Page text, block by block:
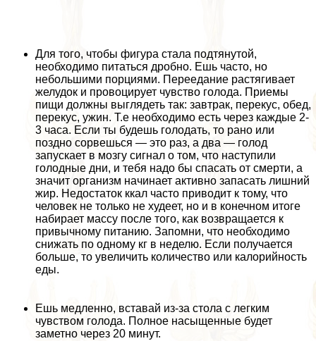
Для того, чтобы фигура стала подтянутой,
необходимо питаться дробно. Ешь часто, но
небольшими порциями. Переедание растягивает
желудок и провоцирует чувство голода. Приемы
пищи должны выглядеть так: завтpaк, перекус, обед,
перекус, ужин. Т.е необходимо есть через каждые 2-
3 часа. Если ты будешь голодать, то рано или
поздно сорвешься — это раз, а два — голод
запускает в мозгу сигнал о том, что наступили
голодные дни, и тебя надо бы спасать от cмepти, а
значит организм начинает активно запасать лишний
жир. Недостаток ккал часто приводит к тому, что
человек не только не худеет, но и в конечном итоге
набирает массу после того, как возвращается к
привычному питанию. Запомни, что необходимо
снижать по одному кг в неделю. Если получается
больше, то увеличить количество или калорийность
еды.
Ешь медленно, вставай из-за стола с легким
чувством голода. Полное насыщенные будет
заметно через 20 минут.